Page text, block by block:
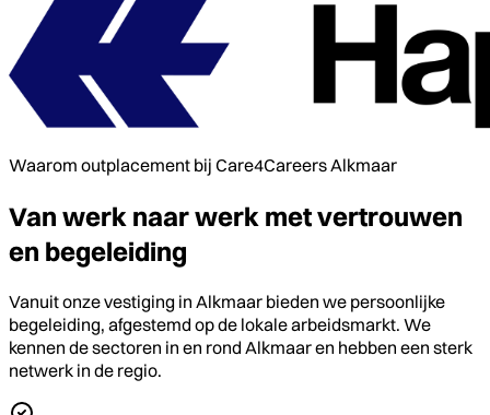
Waarom outplacement bij Care4Careers Alkmaar
Van werk naar werk met vertrouwen
en begeleiding
Vanuit onze vestiging in Alkmaar bieden we persoonlijke
begeleiding, afgestemd op de lokale arbeidsmarkt. We
kennen de sectoren in en rond Alkmaar en hebben een sterk
netwerk in de regio.